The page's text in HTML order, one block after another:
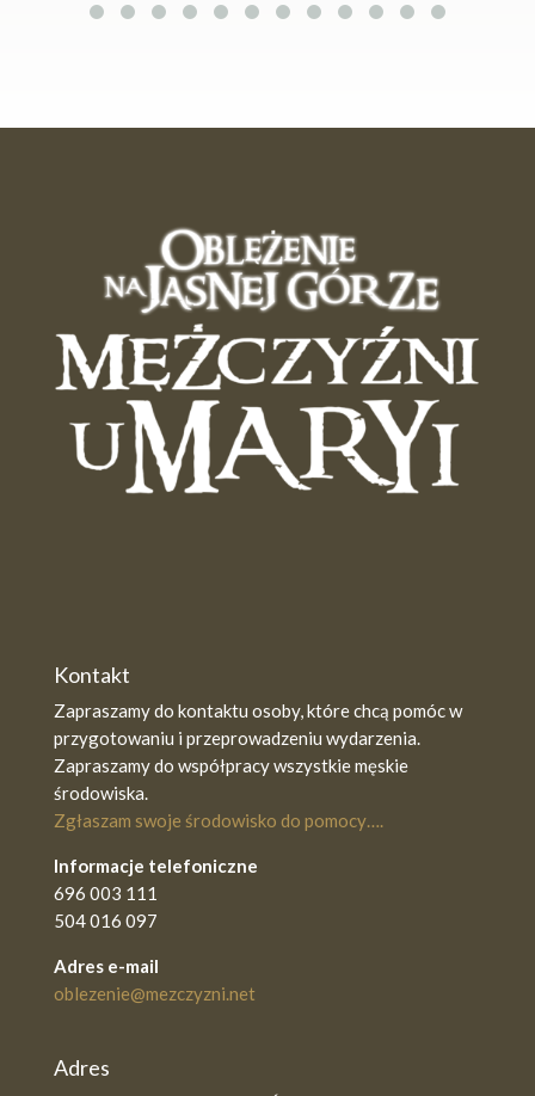
Kontakt
Zapraszamy do kontaktu osoby, które chcą pomóc w
przygotowaniu i przeprowadzeniu wydarzenia.
Zapraszamy do współpracy wszystkie męskie
środowiska.
Zgłaszam swoje środowisko do pomocy….
Informacje telefoniczne
696 003 111
504 016 097
Adres e-mail
oblezenie@mezczyzni.net
Adres